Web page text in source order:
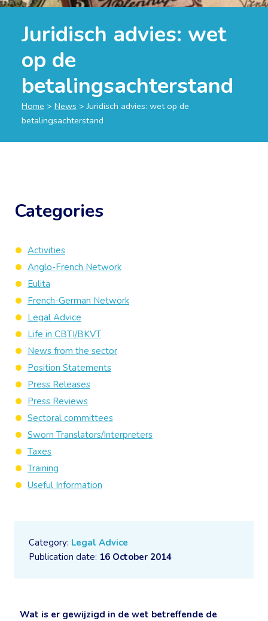
Juridisch advies: wet
op de
betalingsachterstand
Home > News >Juridisch advies: wet op de
betalingsachterstand
Category: Legal Advice
Publication date: 16 October 2014
Wat is er gewijzigd in de wet betreffende de
Categories
Activities
Anglo-French Network
Eulita
French-German Network
Legal Advice
Life in CBTI/BKVT
News from the sector
Position Statements
Press Releases
Press Reviews
Sectoral committees
Sworn Translators/Interpreters
Taxes
Training
Useful Information